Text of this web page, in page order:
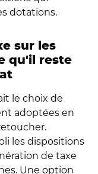
dotations.
sur les
qu'il reste
le choix de
adoptées en
les dispositions
de taxe
Une option